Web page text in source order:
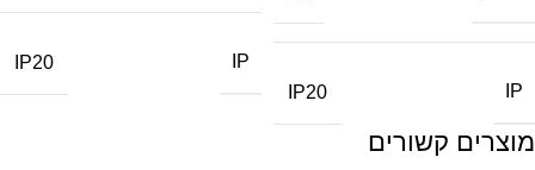
IP
IP20
IP
IP20
מוצרים קשורים